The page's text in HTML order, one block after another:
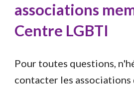
associations
Centre LGBTI
Pour toutes questions,
contacter les